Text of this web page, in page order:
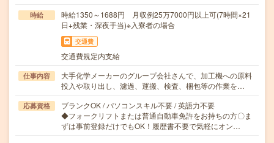
時給
時給1350～1688円 月収例25万7000円以上可(7時間×21
日+残業・深夜手当)※入寮者の場合
交通費
交通費規定内支給
仕事内容
大手化学メーカーのグループ会社さんで、加工機への原料
投入や取り出し、濾過、運搬、検査、梱包等の作業を…
応募資格
ブランクOK / パソコンスキル不要 / 英語力不要
◆フォークリフトまたは普通自動車免許をお持ちの方〇ま
ずは事前登録だけでもOK！履歴書不要で気軽にオン…